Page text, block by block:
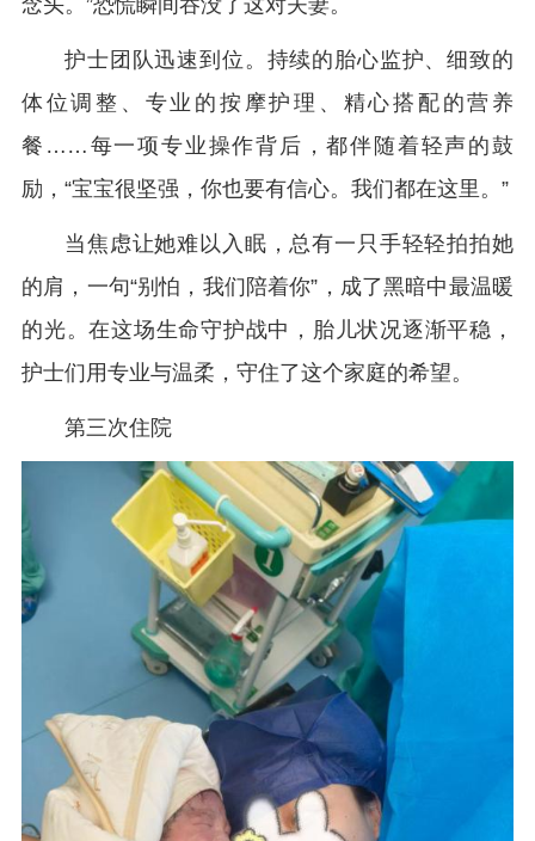
念头。”恐慌瞬间吞没了这对夫妻。
护士团队迅速到位。持续的胎心监护、细致的
体位调整、专业的按摩护理、精心搭配的营养
餐……每一项专业操作背后，都伴随着轻声的鼓
励，“宝宝很坚强，你也要有信心。我们都在这里。”
当焦虑让她难以入眠，总有一只手轻轻拍拍她
的肩，一句“别怕，我们陪着你”，成了黑暗中最温暖
的光。在这场生命守护战中，胎儿状况逐渐平稳，
护士们用专业与温柔，守住了这个家庭的希望。
第三次住院